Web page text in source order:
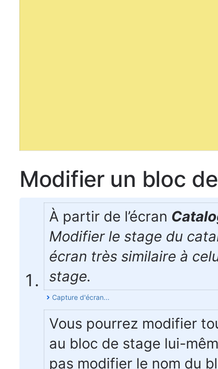
Modifier un bloc
À partir de l’écran
Modifier le stage du
écran très similaire à
stage.
Capture d'écran...
Vous pourrez modifier
au bloc de stage lui-
pas modifier le nom du